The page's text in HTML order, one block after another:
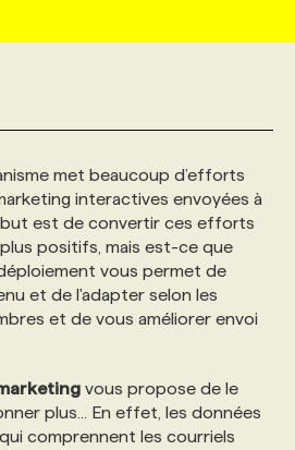
L'INDUSTRIE
SOCIAUX
NOUS
CVTHÈQUE
NOUS
NOUS
EN LIGNE
DE FORMATIONS
NOS FORMATIONS
DE TÊTE
met beaucoup d’efforts
interactives envoyées à
est de convertir ces efforts
positifs, mais est-ce que
vous permet de
et de l'adapter selon les
et de vous améliorer envoi
vous propose de le
plus... En effet, les données
comprennent les courriels